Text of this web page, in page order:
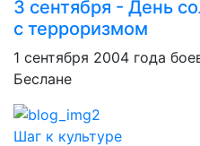
3 сентября - День
с терроризмом
1 сентября 2004 года
Беслане
Шаг к культуре